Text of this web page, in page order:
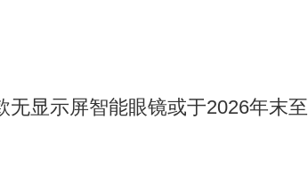
无显示屏智能眼镜或于2026年末至